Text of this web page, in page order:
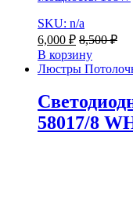
SKU: n/a
6,000 ₽ 8,500₽
В корзину
Люстры
58017/8